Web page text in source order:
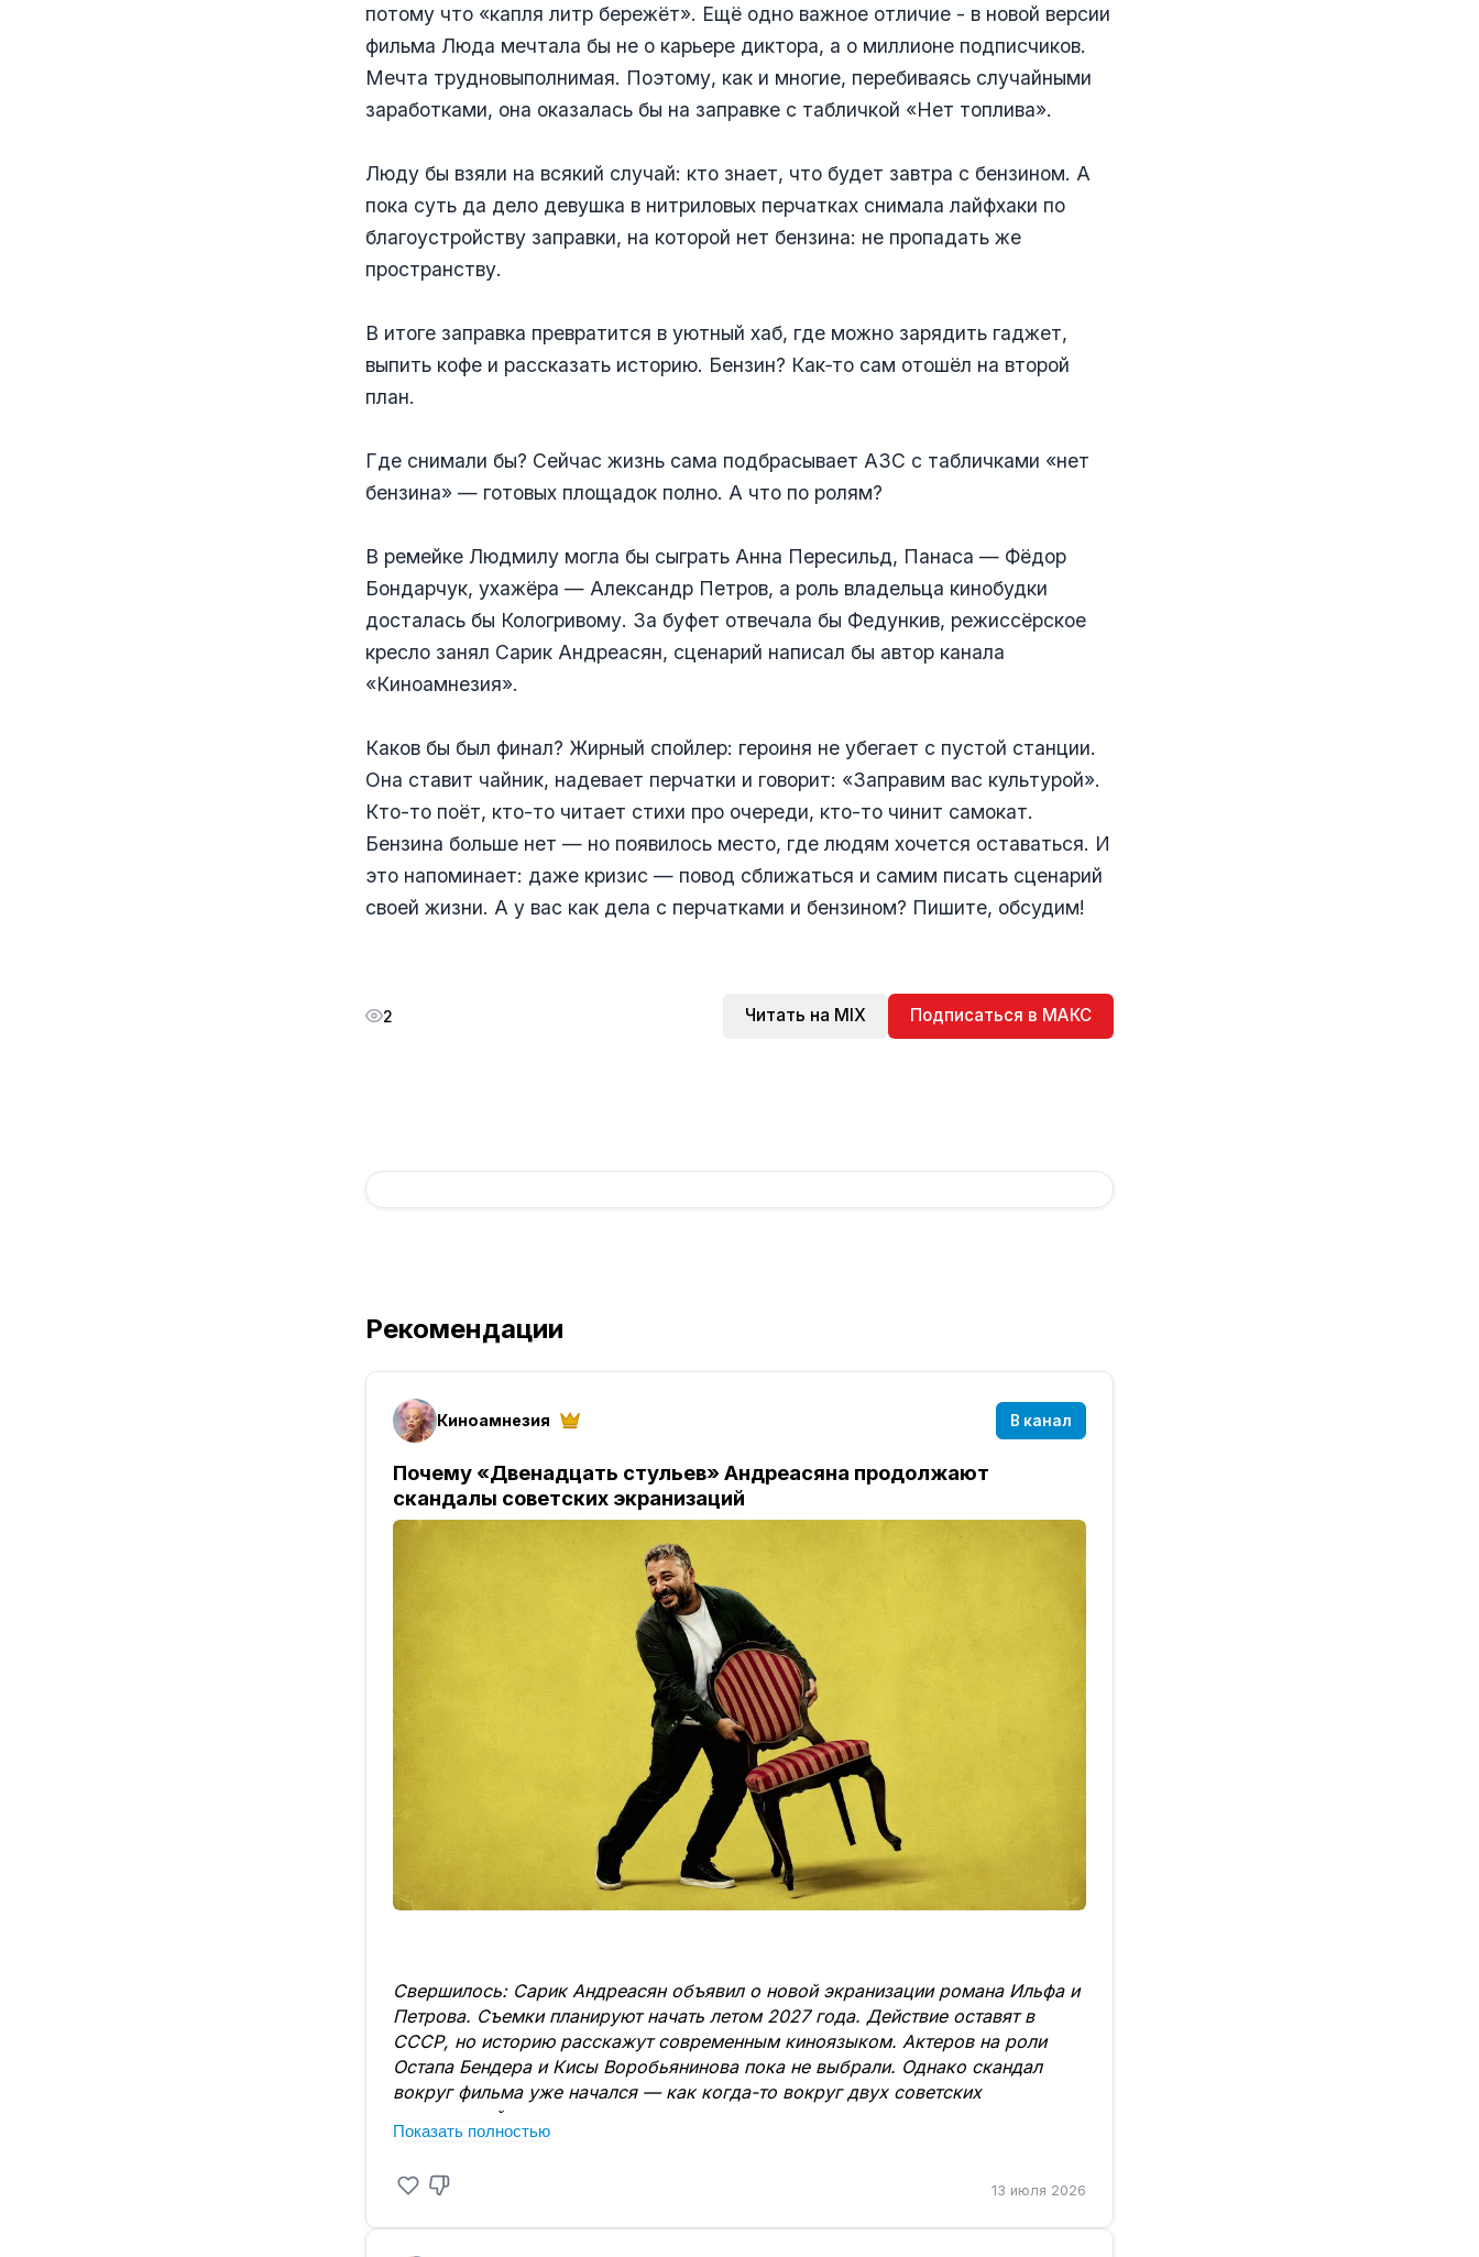
потому что «капля литр бережёт». Ещё одно важное отличие - в новой версии
фильма Люда мечтала бы не о карьере диктора, а о миллионе подписчиков.
Мечта трудновыполнимая. Поэтому, как и многие, перебиваясь случайными
заработками, она оказалась бы на заправке с табличкой «Нет топлива».
Люду бы взяли на всякий случай: кто знает, что будет завтра с бензином. А
пока суть да дело девушка в нитриловых перчатках снимала лайфхаки по
благоустройству заправки, на которой нет бензина: не пропадать же
пространству.
В итоге заправка превратится в уютный хаб, где можно зарядить гаджет,
выпить кофе и рассказать историю. Бензин? Как‑то сам отошёл на второй
план.
Где снимали бы? Сейчас жизнь сама подбрасывает АЗС с табличками «нет
бензина» — готовых площадок полно. А что по ролям?
В ремейке Людмилу могла бы сыграть Анна Пересильд, Панаса — Фёдор
Бондарчук, ухажёра — Александр Петров, а роль владельца кинобудки
досталась бы Кологривому. За буфет отвечала бы Федункив, режиссёрское
кресло занял Сарик Андреасян, сценарий написал бы автор канала
«Киноамнезия».
Каков бы был финал? Жирный спойлер: героиня не убегает с пустой станции.
Она ставит чайник, надевает перчатки и говорит: «Заправим вас культурой».
Кто-то поёт, кто-то читает стихи про очереди, кто-то чинит самокат.
Бензина больше нет — но появилось место, где людям хочется оставаться. И
это напоминает: даже кризис — повод сближаться и самим писать сценарий
своей жизни. А у вас как дела с перчатками и бензином? Пишите, обсудим!
2 Читать на MIX Подписаться в МАКС
Рекомендации
Киноамнезия В канал
Почему «Двенадцать стульев» Андреасяна продолжают
скандалы советских экранизаций
Свершилось: Сарик Андреасян объявил о новой экранизации романа Ильфа и
Петрова. Съемки планируют начать летом 2027 года. Действие оставят в
СССР, но историю расскажут современным киноязыком. Актеров на роли
Остапа Бендера и Кисы Воробьянинова пока не выбрали. Однако скандал
вокруг фильма уже начался — как когда-то вокруг двух советских
экранизаций.
Показать полностью
13 июля 2026